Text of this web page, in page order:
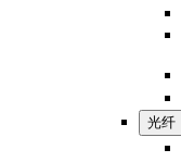
光纤